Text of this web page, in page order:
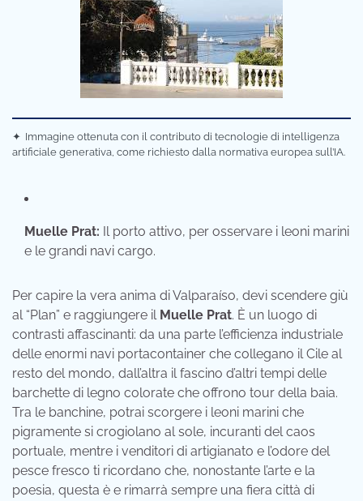
✦ Immagine ottenuta con il contributo di tecnologie di intelligenza
artificiale generativa, come richiesto dalla normativa europea sull’IA.
Muelle Prat: Il porto attivo, per osservare i leoni marini
e le grandi navi cargo.
Per capire la vera anima di Valparaíso, devi scendere giù
al “Plan” e raggiungere il Muelle Prat. È un luogo di
contrasti affascinanti: da una parte l’efficienza industriale
delle enormi navi portacontainer che collegano il Cile al
resto del mondo, dall’altra il fascino d’altri tempi delle
barchette di legno colorate che offrono tour della baia.
Tra le banchine, potrai scorgere i leoni marini che
pigramente si crogiolano al sole, incuranti del caos
portuale, mentre i venditori di artigianato e l’odore del
pesce fresco ti ricordano che, nonostante l’arte e la
poesia, questa è e rimarrà sempre una fiera città di